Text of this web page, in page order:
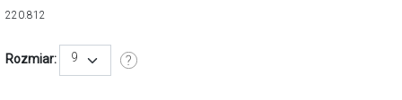
220.812
Rozmiar: 9